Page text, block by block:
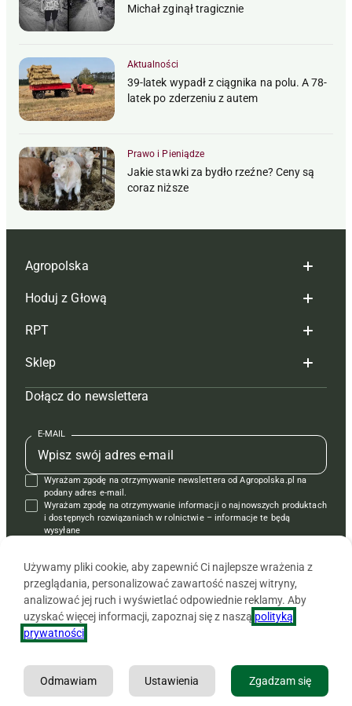
Michał zginął tragicznie
Aktualności
39-latek wypadł z ciągnika na polu. A 78-
latek po zderzeniu z autem
Prawo i Pieniądze
Jakie stawki za bydło rzeźne? Ceny są
coraz niższe
Agropolska
Redakcja
Reklama
Tagi
Mapa serwisu
Kontakt
Regulamin
Polityka prywatności
Hoduj z Głową
Hoduj z głową bydło
Hoduj z głową świnie
Prenumerata
Redakcja
Kontakt
Reklama
RPT
Redakcja
Prenumerata
Reklama
Kontakt
Krzyżówki
Sklep
Czasopisma i prenumerata
Książki
Regulamin
Dołącz do newslettera
E-MAIL
Wyrażam zgodę na otrzymywanie newslettera od Agropolska.pl na
podany adres e-mail.
Wyrażam zgodę na otrzymywanie informacji o najnowszych produktach
i dostępnych rozwiązaniach w rolnictwie – informacje te będą
wysyłane
Copyright © 2026 Agencja Promocji Rolnictwa i Agrobiznesu APRA
Używamy pliki cookie, aby zapewnić Ci najlepsze wrażenia z
przeglądania, personalizować zawartość naszej witryny,
analizować jej ruch i wyświetlać odpowiednie reklamy. Aby
uzyskać więcej informacji, zapoznaj się z naszą polityką
prywatności
Zgadzam się
Ustawienia
Odmawiam